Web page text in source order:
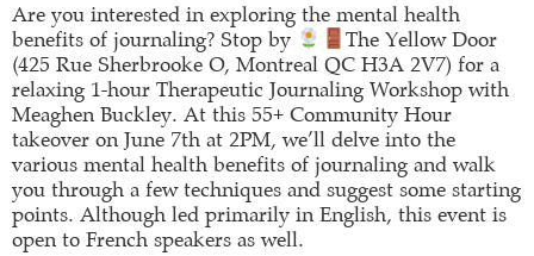
Are you interested in exploring the mental health
benefits of journaling? Stop by
The Yellow Door
(425 Rue Sherbrooke O, Montreal QC H3A 2V7) for a
relaxing 1-hour Therapeutic Journaling Workshop with
Meaghen Buckley. At this 55+ Community Hour
takeover on June 7th at 2PM, we’ll delve into the
various mental health benefits of journaling and walk
you through a few techniques and suggest some starting
points. Although led primarily in English, this event is
open to French speakers as well.